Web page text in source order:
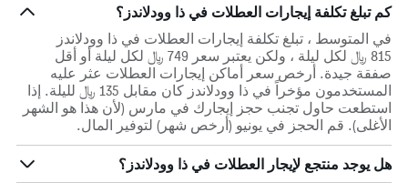
كم تبلغ تكلفة إيجارات العطلات في ذا وودلاندز؟
في المتوسط ، تبلغ تكلفة إيجارات العطلات في ذا وودلاندز
815 ﷼ لكل ليلة ، ولكن يعتبر سعر 749 ﷼ لكل ليلة أو أقل
صفقة جيدة. أرخص سعر أماكن إيجارات العطلات عثر عليه
المستخدمون مؤخراً في ذا وودلاندز كان مقابل 135 ﷼ لليلة. إذا
استطعت حاول تجنب حجز إيجارك في مارس (لأن هذا هو الشهر
الأغلى). قم الحجز في يونيو (أرخص شهر) لتوفير المال.
هل يوجد منتجع لإيجار العطلات في ذا وودلاندز؟